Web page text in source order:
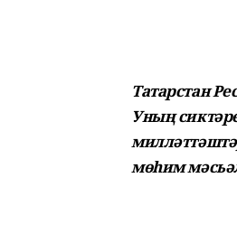
Татарстан
Уның
мөһим